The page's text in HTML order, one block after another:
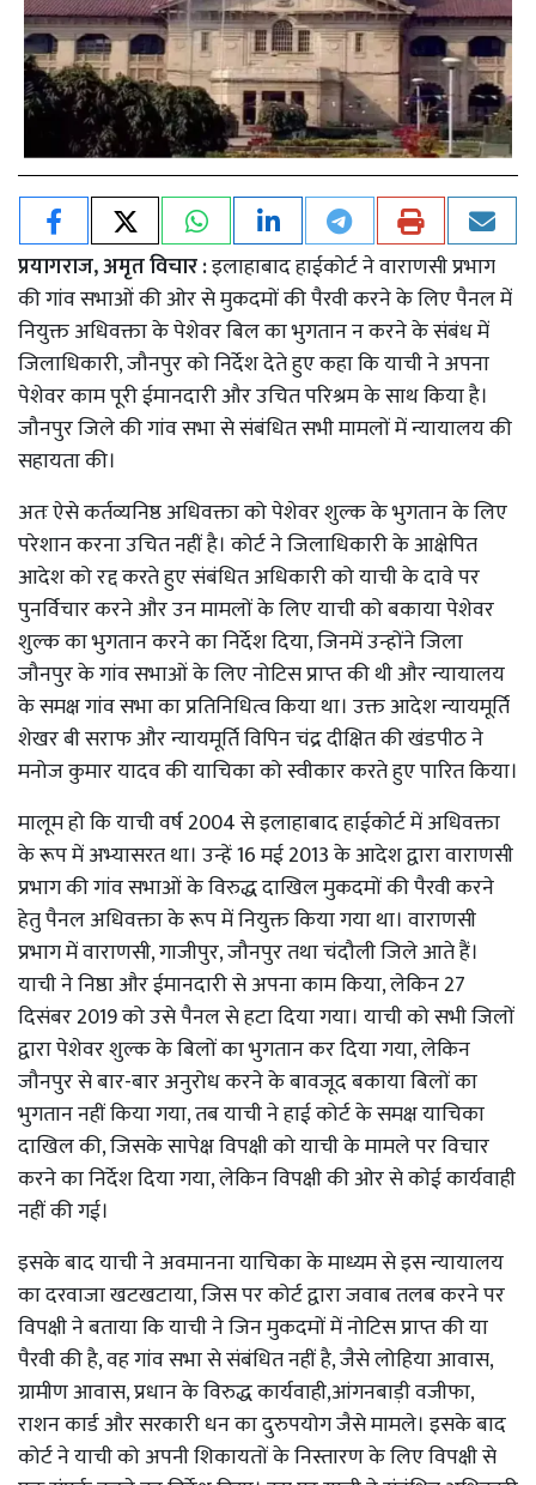
प्रयागराज, अमृत विचार :इलाहाबाद हाईकोर्ट ने वाराणसी प्रभाग
की गांव सभाओं की ओर से मुकदमों की पैरवी करने के लिए पैनल में
नियुक्त अधिवक्ता के पेशेवर बिल का भुगतान न करने के संबंध में
जिलाधिकारी, जौनपुर को निर्देश देते हुए कहा कि याची ने अपना
पेशेवर काम पूरी ईमानदारी और उचित परिश्रम के साथ किया है।
जौनपुर जिले की गांव सभा से संबंधित सभी मामलों में न्यायालय की
सहायता की।
अतः ऐसे कर्तव्यनिष्ठ अधिवक्ता को पेशेवर शुल्क के भुगतान के लिए
परेशान करना उचित नहीं है। कोर्ट ने जिलाधिकारी के आक्षेपित
आदेश को रद्द करते हुए संबंधित अधिकारी को याची के दावे पर
पुनर्विचार करने और उन मामलों के लिए याची को बकाया पेशेवर
शुल्क का भुगतान करने का निर्देश दिया, जिनमें उन्होंने जिला
जौनपुर के गांव सभाओं के लिए नोटिस प्राप्त की थी और न्यायालय
के समक्ष गांव सभा का प्रतिनिधित्व किया था। उक्त आदेश न्यायमूर्ति
शेखर बी सराफ और न्यायमूर्ति विपिन चंद्र दीक्षित की खंडपीठ ने
मनोज कुमार यादव की याचिका को स्वीकार करते हुए पारित किया।
मालूम हो कि याची वर्ष 2004 से इलाहाबाद हाईकोर्ट में अधिवक्ता
के रूप में अभ्यासरत था। उन्हें 16 मई 2013 के आदेश द्वारा वाराणसी
प्रभाग की गांव सभाओं के विरुद्ध दाखिल मुकदमों की पैरवी करने
हेतु पैनल अधिवक्ता के रूप में नियुक्त किया गया था। वाराणसी
प्रभाग में वाराणसी, गाजीपुर, जौनपुर तथा चंदौली जिले आते हैं।
याची ने निष्ठा और ईमानदारी से अपना काम किया, लेकिन 27
दिसंबर 2019 को उसे पैनल से हटा दिया गया। याची को सभी जिलों
द्वारा पेशेवर शुल्क के बिलों का भुगतान कर दिया गया, लेकिन
जौनपुर से बार-बार अनुरोध करने के बावजूद बकाया बिलों का
भुगतान नहीं किया गया, तब याची ने हाई कोर्ट के समक्ष याचिका
दाखिल की, जिसके सापेक्ष विपक्षी को याची के मामले पर विचार
करने का निर्देश दिया गया, लेकिन विपक्षी की ओर से कोई कार्यवाही
नहीं की गई।
इसके बाद याची ने अवमानना याचिका के माध्यम से इस न्यायालय
का दरवाजा खटखटाया, जिस पर कोर्ट द्वारा जवाब तलब करने पर
विपक्षी ने बताया कि याची ने जिन मुकदमों में नोटिस प्राप्त की या
पैरवी की है, वह गांव सभा से संबंधित नहीं है, जैसे लोहिया आवास,
ग्रामीण आवास, प्रधान के विरुद्ध कार्यवाही,आंगनबाड़ी वजीफा,
राशन कार्ड और सरकारी धन का दुरुपयोग जैसे मामले। इसके बाद
कोर्ट ने याची को अपनी शिकायतों के निस्तारण के लिए विपक्षी से